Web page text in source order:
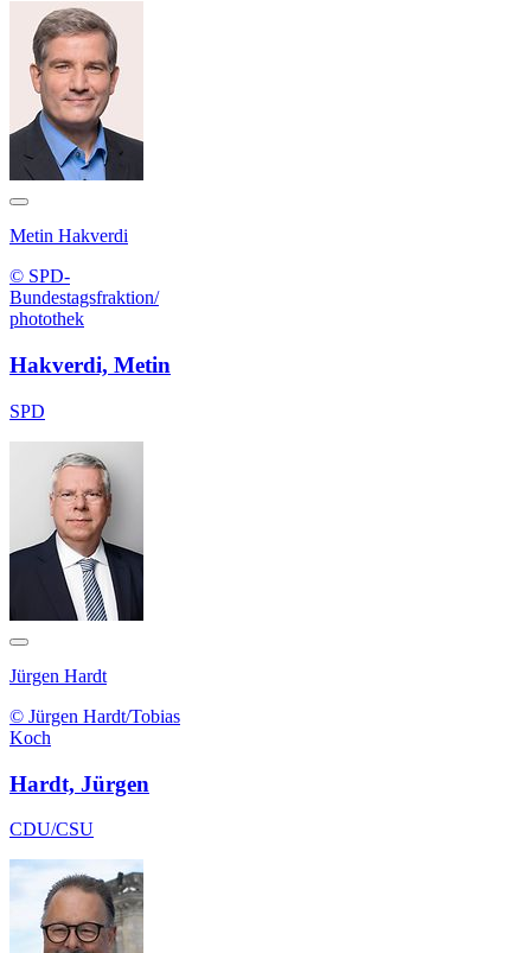
Metin Hakverdi
© SPD-
Bundestagsfraktion/
photothek
Hakverdi, Metin
SPD
Jürgen Hardt
© Jürgen Hardt/Tobias
Koch
Hardt, Jürgen
CDU/CSU